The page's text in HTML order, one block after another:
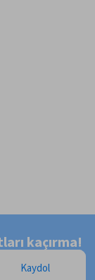
kaçırma!
Kaydol